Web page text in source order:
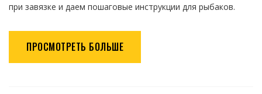
при завязке и даем пошаговые инструкции для рыбаков.
ПРОСМОТРЕТЬ БОЛЬШЕ